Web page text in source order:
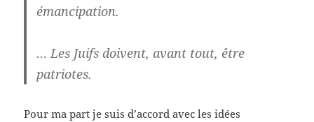
émancipation.
… Les Juifs doivent, avant tout, être
patriotes.
Pour ma part je suis d’accord avec les idées